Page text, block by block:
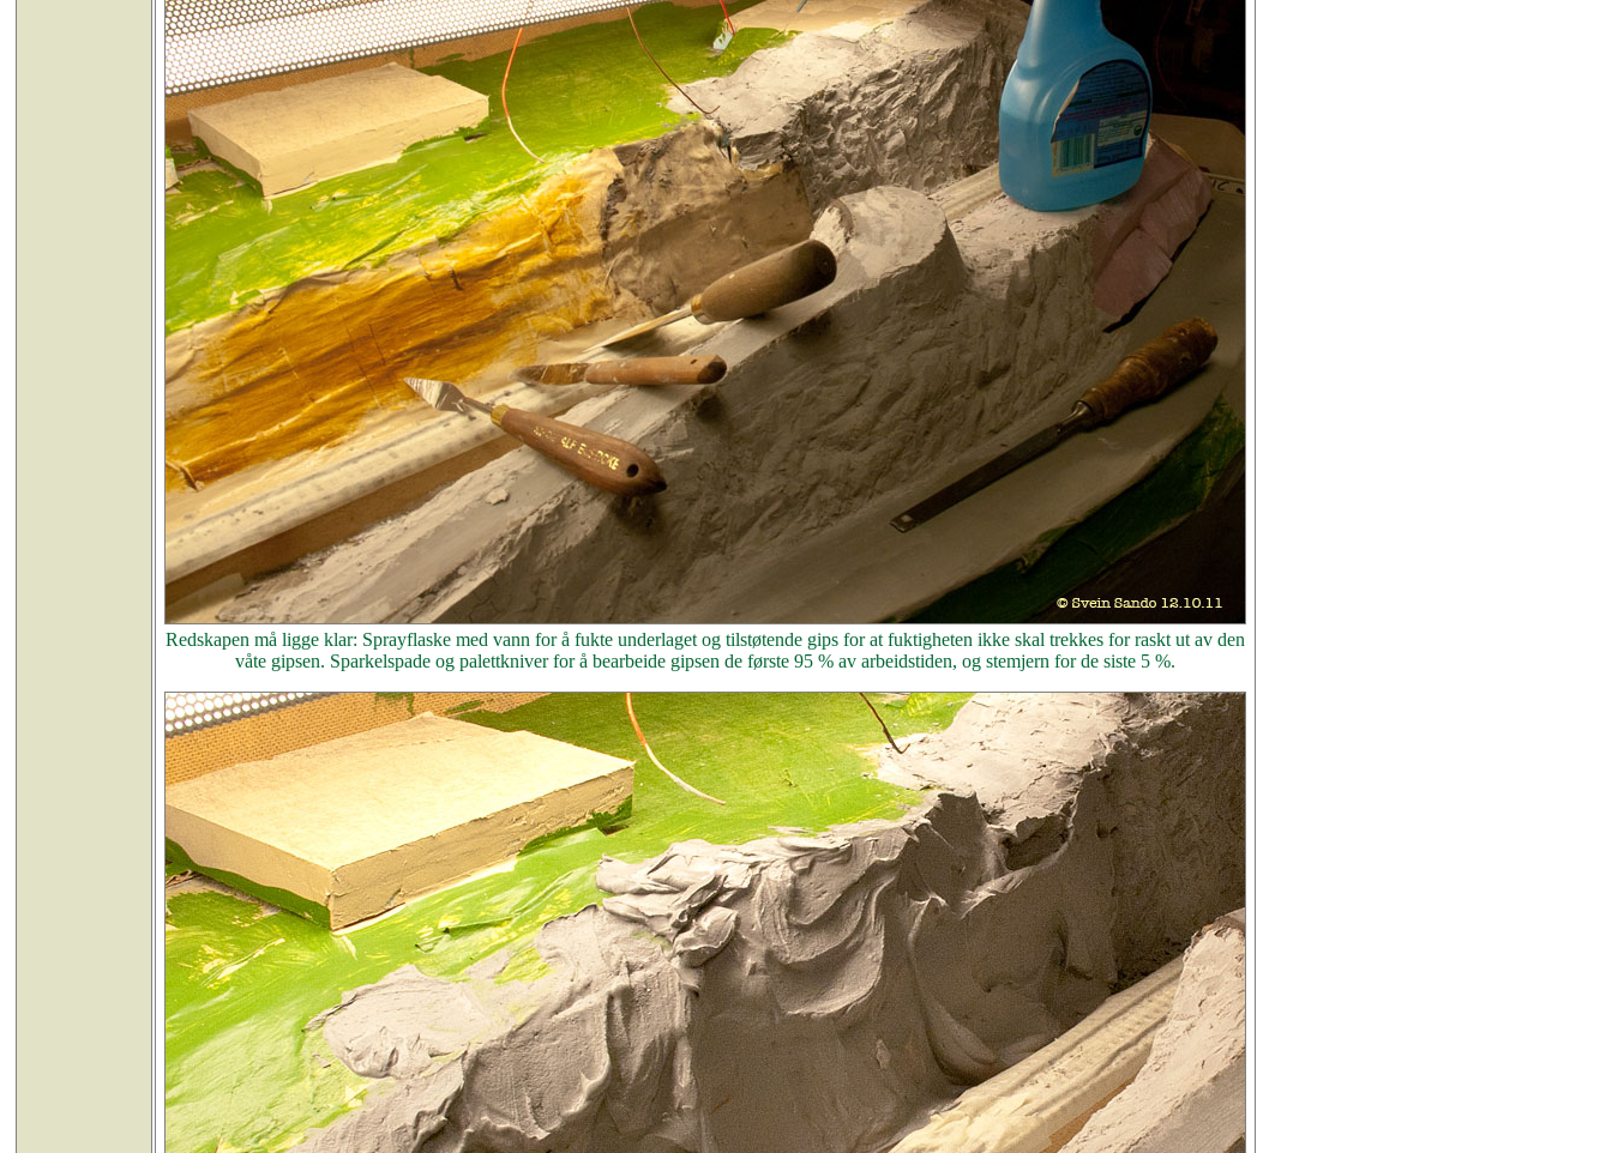
Redskapen må ligge klar: Sprayflaske med vann for å fukte underlaget og tilstøtende gips for at fuktigheten ikke skal trekkes for raskt ut av den
våte gipsen. Sparkelspade og palettkniver for å bearbeide gipsen de første 95 % av arbeidstiden, og stemjern for de siste 5 %.